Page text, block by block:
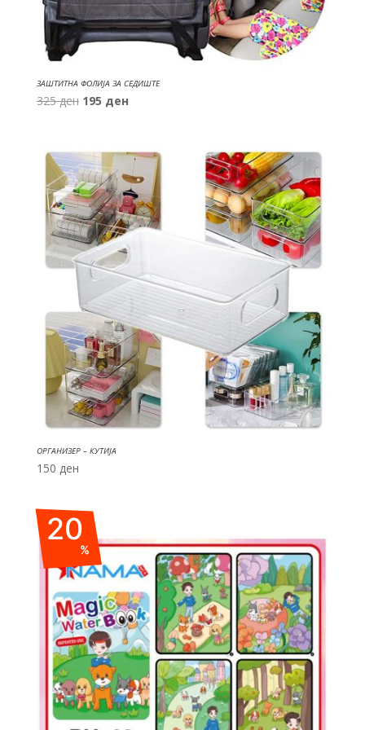
ЗАШТИТНА ФОЛИЈА ЗА СЕДИШТЕ
325ден Original
325 ден.
195 денCurrent
195 ден.
ОРГАНИЗЕР – КУТИЈА
150 ден
20
%